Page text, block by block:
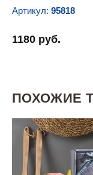
Артикул: 95818
1180 руб.
ПОХОЖИЕ